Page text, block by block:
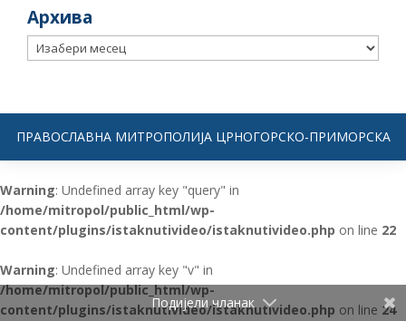
Архива
Архива
ПРАВОСЛАВНА МИТРОПОЛИЈА ЦРНОГОРСКО-ПРИМОРСКА
Warning: Undefined array key "query" in
/home/mitropol/public_html/wp-
content/plugins/istaknutivideo/istaknutivideo.php on line 22
Warning: Undefined array key "v" in
/home/mitropol/public_html/wp-
content/plugins/istaknutivideo/istaknutivideo.php on line 24
Подијели чланак